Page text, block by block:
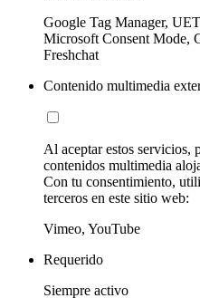
Google Tag Manager,
Microsoft Consent Mode,
Freshchat
Contenido multimedia
Al aceptar estos servicios,
contenidos multimedia
Con tu consentimiento,
terceros en este sitio web:
Vimeo, YouTube
Requerido
Siempre activo